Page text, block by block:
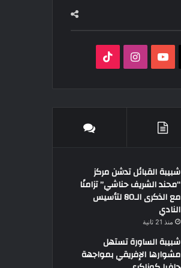
‫YouTubeانستقرام
شبيبة القبائل تدشن مركز
“محند الشريف حناشي” تزامنًا
مع الذكرى الـ80 لتأسيس
النادي
منذ 21 ثانية
شبيبة الساورة تستهل
مشوارها الإفريقي بمواجهة